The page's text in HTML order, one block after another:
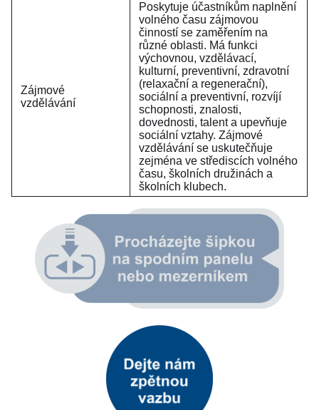
Zájmové
vzdělávání
Poskytuje účastníkům naplnění
volného času zájmovou
činností se zaměřením na
různé oblasti. Má funkci
výchovnou, vzdělávací,
kulturní, preventivní, zdravotní
(relaxační a regenerační),
sociální a preventivní, rozvíjí
schopnosti, znalosti,
dovednosti, talent a upevňuje
sociální vztahy. Zájmové
vzdělávání se uskutečňuje
zejména ve střediscích volného
času, školních družinách a
školních klubech.